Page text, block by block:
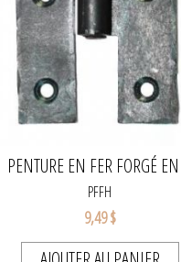
PENTURE EN FER FORGÉ
PFFH
9,49 $